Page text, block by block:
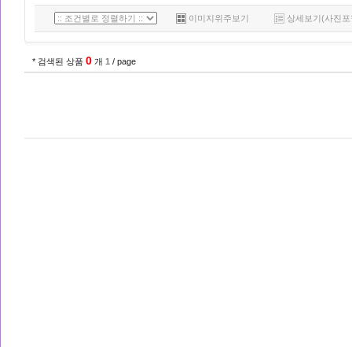
이미지위주보기 상세보기(사진
* 검색된 상품 0 개 1 / page